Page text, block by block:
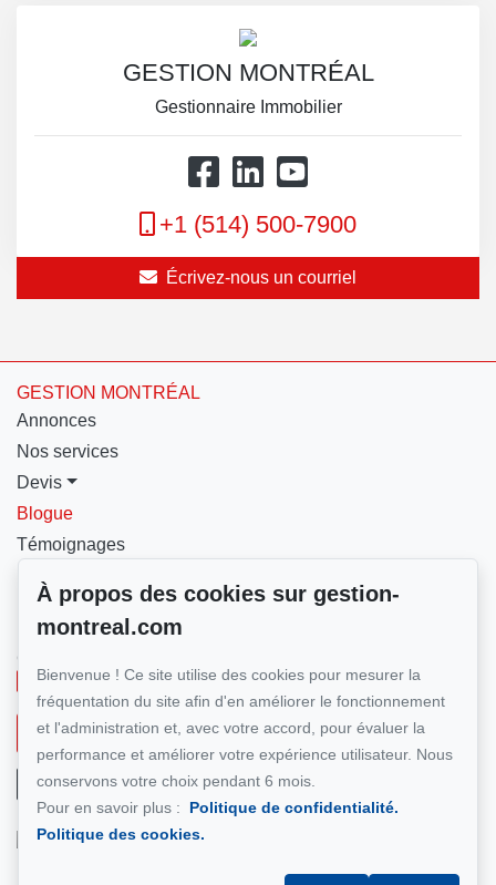
GESTION MONTRÉAL
Gestionnaire Immobilier
+1 (514) 500-7900
Écrivez-nous un courriel
GESTION MONTRÉAL
Annonces
Nos services
Devis
Blogue
Témoignages
Pour nous joindre
GESTION MONTRÉAL
+1 (514) 500-7900
Écrivez-nous un courriel
À propos des cookies sur gestion-
montreal.com
Bienvenue ! Ce site utilise des cookies pour mesurer la
fréquentation du site afin d'en améliorer le fonctionnement
et l'administration et, avec votre accord, pour évaluer la
performance et améliorer votre expérience utilisateur. Nous
conservons votre choix pendant 6 mois.
Pour en savoir plus :
Politique de confidentialité.
Politique des cookies.